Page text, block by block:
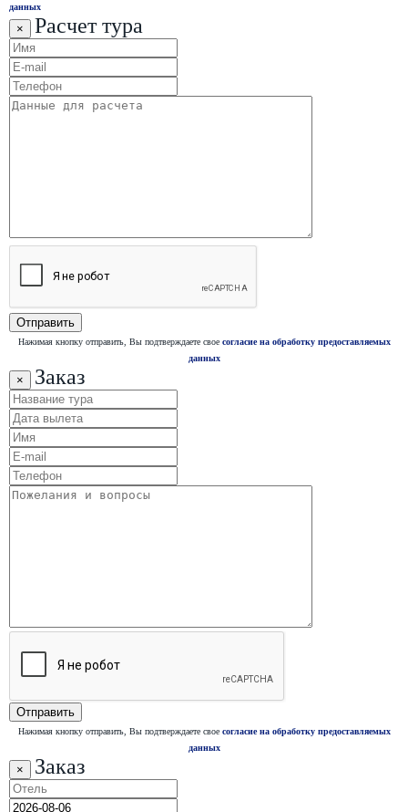
данных
× Расчет тура
Нажимая кнопку отправить, Вы подтверждаете свое согласие на обработку предоставляемых
данных
× Заказ
Нажимая кнопку отправить, Вы подтверждаете свое согласие на обработку предоставляемых
данных
× Заказ